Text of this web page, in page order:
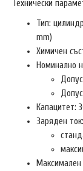
Технически
Тип:
mm)
Химичен
Номинално
Капацитет:
Заряден ток: